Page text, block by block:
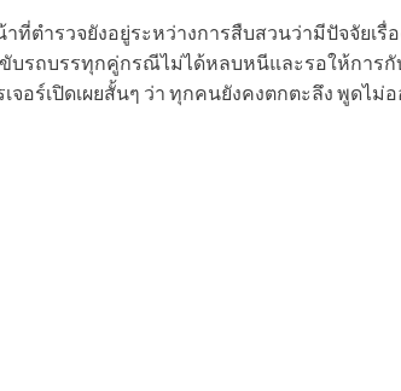
าที่ตำรวจยังอยู่ระหว่างการสืบสวนว่ามีปัจจัยเ
บรถบรรทุกคู่กรณีไม่ได้หลบหนีและรอให้การกั
อร์เปิดเผยสั้นๆ ว่า ทุกคนยังคงตกตะลึง พูดไม่